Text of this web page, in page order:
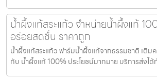
น้ำผึ้งแท้สระแก้ว จำหน่ายน้ำผึ้งแท้
อร่อยสดชื่น ราคาถูก
น้ำผึ้งแท้สระแก้ว ฟาร์มน้ำผึ้งแท้จากธรรมชาติ เติม
กับ น้ำผึ้งแท้ 100% ประโยชน์มากมาย บริการส่งได้